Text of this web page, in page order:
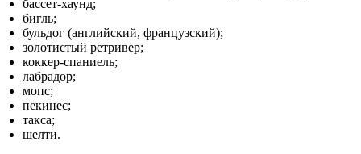
бассет-хаунд;
бигль;
бульдог (английский, французский);
золотистый ретривер;
коккер-спаниель;
лабрадор;
мопс;
пекинес;
такса;
шелти.